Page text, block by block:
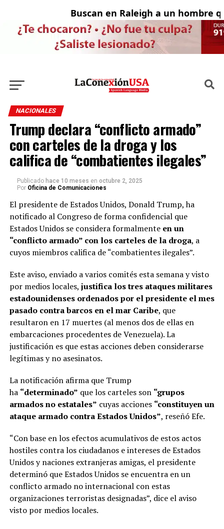
Buscan en Raleigh a un hombre
NACIONALES
Trump declara “conflicto armado”
con carteles de la droga y los
califica de “combatientes ilegales”
Publicado hace 10 meses en octubre 2, 2025
Por Oficina de Comunicaciones
El presidente de Estados Unidos, Donald Trump, ha
notificado al Congreso de forma confidencial que
Estados Unidos se considera formalmenteen un
“conflicto armado” con los carteles de la droga, a
cuyos miembros califica de “combatientes ilegales”.
Este aviso, enviado a varios comités esta semana y visto
por medios locales, justifica los tres ataques militares
estadounidenses ordenados por el presidente el mes
pasado contra barcos en el mar Caribe, que
resultaron en 17 muertes (al menos dos de ellas en
embarcaciones procedentes de Venezuela). La
justificación es que estas acciones deben considerarse
legítimas y no asesinatos.
La notificación afirma que Trump
ha “determinado” que los carteles son “grupos
armados no estatales” cuyas acciones “constituyen un
ataque armado contra Estados Unidos”, reseñó Efe.
“Con base en los efectos acumulativos de estos actos
hostiles contra los ciudadanos e intereses de Estados
Unidos y naciones extranjeras amigas, el presidente
determinó que Estados Unidos se encuentra en un
conflicto armado no internacional con estas
organizaciones terroristas designadas”, dice el aviso
visto por medios locales.